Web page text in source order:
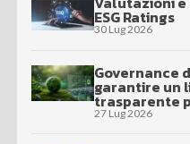
ESG Ratings
30 Lug 2026
Governance
garantire un
trasparente
27 Lug 2026